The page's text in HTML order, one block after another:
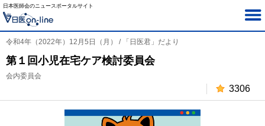
日本医師会のニュースポータルサイト
令和4年（2022年）12月5日（月） / 「日医君」だより
第１回小児在宅ケア検討委員会
会内委員会
3306